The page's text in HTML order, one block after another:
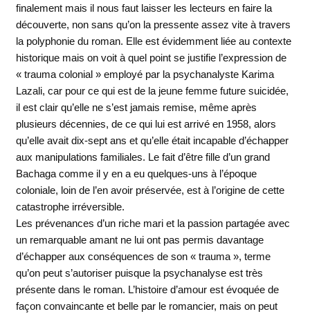
finalement mais il nous faut laisser les lecteurs en faire la
découverte, non sans qu’on la pressente assez vite à travers
la polyphonie du roman. Elle est évidemment liée au contexte
historique mais on voit à quel point se justifie l’expression de
« trauma colonial » employé par la psychanalyste Karima
Lazali, car pour ce qui est de la jeune femme future suicidée,
il est clair qu’elle ne s’est jamais remise, même après
plusieurs décennies, de ce qui lui est arrivé en 1958, alors
qu’elle avait dix-sept ans et qu’elle était incapable d’échapper
aux manipulations familiales. Le fait d’être fille d’un grand
Bachaga comme il y en a eu quelques-uns à l’époque
coloniale, loin de l’en avoir préservée, est à l’origine de cette
catastrophe irréversible.
Les prévenances d’un riche mari et la passion partagée avec
un remarquable amant ne lui ont pas permis davantage
d’échapper aux conséquences de son « trauma », terme
qu’on peut s’autoriser puisque la psychanalyse est très
présente dans le roman. L’histoire d’amour est évoquée de
façon convaincante et belle par le romancier, mais on peut